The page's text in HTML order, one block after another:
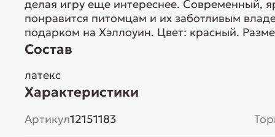
делая игру еще интереснее. Современный,
понравится питомцам и их заботливым
подарком на Хэллоуин. Цвет: красный.
Состав
латекс
Характеристики
Артикул12151183